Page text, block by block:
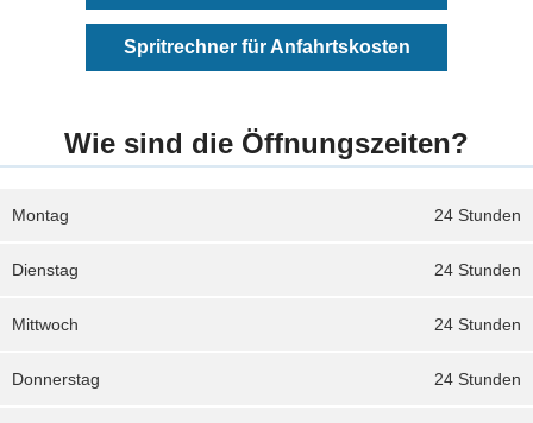
Spritrechner für Anfahrtskosten
Wie sind die Öffnungszeiten?
24 Stunden
Montag
24 Stunden
Dienstag
24 Stunden
Mittwoch
24 Stunden
Donnerstag